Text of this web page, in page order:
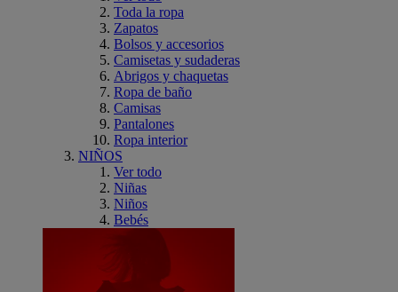
Toda la ropa
Zapatos
Bolsos y accesorios
Camisetas y sudaderas
Abrigos y chaquetas
Ropa de baño
Camisas
Pantalones
Ropa interior
NIÑOS
Ver todo
Niñas
Niños
Bebés